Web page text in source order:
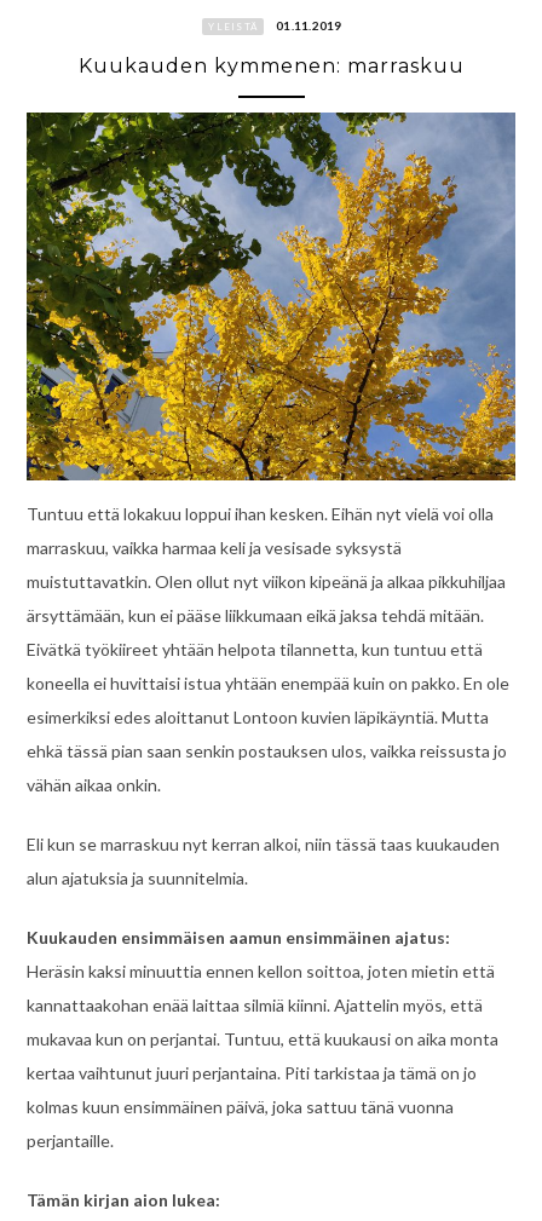
YLEISTÄ 01.11.2019
Kuukauden kymmenen: marraskuu
Tuntuu että lokakuu loppui ihan kesken. Eihän nyt vielä voi olla
marraskuu, vaikka harmaa keli ja vesisade syksystä
muistuttavatkin. Olen ollut nyt viikon kipeänä ja alkaa pikkuhiljaa
ärsyttämään, kun ei pääse liikkumaan eikä jaksa tehdä mitään.
Eivätkä työkiireet yhtään helpota tilannetta, kun tuntuu että
koneella ei huvittaisi istua yhtään enempää kuin on pakko. En ole
esimerkiksi edes aloittanut Lontoon kuvien läpikäyntiä. Mutta
ehkä tässä pian saan senkin postauksen ulos, vaikka reissusta jo
vähän aikaa onkin.
Eli kun se marraskuu nyt kerran alkoi, niin tässä taas kuukauden
alun ajatuksia ja suunnitelmia.
Kuukauden ensimmäisen aamun ensimmäinen ajatus:
Heräsin kaksi minuuttia ennen kellon soittoa, joten mietin että
kannattaakohan enää laittaa silmiä kiinni. Ajattelin myös, että
mukavaa kun on perjantai. Tuntuu, että kuukausi on aika monta
kertaa vaihtunut juuri perjantaina. Piti tarkistaa ja tämä on jo
kolmas kuun ensimmäinen päivä, joka sattuu tänä vuonna
perjantaille.
Tämän kirjan aion lukea: